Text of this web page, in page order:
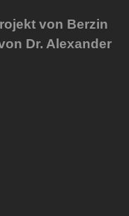
von Berzin
Dr. Alexander